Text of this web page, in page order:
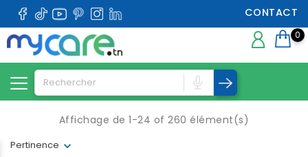
CONTACT
0
Pertinence
Affichage de 1-24 of 260 élément(s)